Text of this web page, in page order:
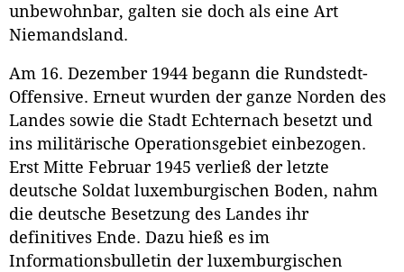
unbewohnbar, galten sie doch als eine Art
Niemandsland.
Am 16. Dezember 1944 begann die Rundstedt-
Offensive. Erneut wurden der ganze Norden des
Landes sowie die Stadt Echternach besetzt und
ins militärische Operationsgebiet einbezogen.
Erst Mitte Februar 1945 verließ der letzte
deutsche Soldat luxemburgischen Boden, nahm
die deutsche Besetzung des Landes ihr
definitives Ende. Dazu hieß es im
Informationsbulletin der luxemburgischen